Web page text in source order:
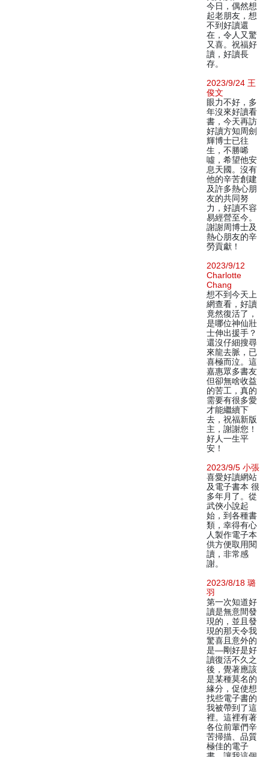
今日，偶然想
起老朋友，想
不到好讀還
在，令人又驚
又喜。祝福好
讀，好讀長
存。
2023/9/24 王
俊文
眼力不好，多
年沒來好讀看
書，今天再訪
好讀方知周劍
輝博士已往
生，不勝唏
噓，希望他安
息天國。沒有
他的辛苦創建
及許多熱心朋
友的共同努
力，好讀不容
易經營至今。
謝謝周博士及
熱心朋友的辛
勞貢獻！
2023/9/12
Charlotte
Chang
想不到今天上
網查看，好讀
竟然復活了，
是哪位神仙壯
士伸出援手？
還沒仔細搜尋
來龍去脈，已
喜極而泣。這
嘉惠眾多書友
但卻無啥收益
的苦工，真的
需要有很多愛
才能繼續下
去，祝福新版
主，謝謝您！
好人一生平
安！
2023/9/5 小張
喜愛好讀網站
及電子書本 很
多年月了。從
武俠小說起
始，到各種書
類，幸得有心
人製作電子本
供方便取用閱
讀，非常感
謝。
2023/8/18 璐
羽
第一次知道好
讀是無意間發
現的，並且發
現的那天令我
驚喜且意外的
是—剛好是好
讀復活不久之
後，覺著應該
是某種莫名的
緣分，促使想
找些電子書的
我被帶到了這
裡。這裡有著
各位前輩們辛
苦掃描、品質
極佳的電子